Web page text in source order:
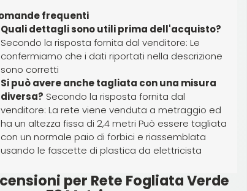
frequenti
Quali dettagli sono utili prima dell'acquisto?
Secondo la risposta fornita dal venditore: Le
confermiamo che i dati riportati nella descrizione
sono corretti
Si può avere anche tagliata con una misura
diversa? Secondo la risposta fornita dal
venditore: La rete viene venduta a metraggio ed
ha un altezza fissa di 2,4 metri Può essere tagliata
con un normale paio di forbici e riassemblata
usando le fascette di plastica da elettricista
per Rete Fogliata Verde